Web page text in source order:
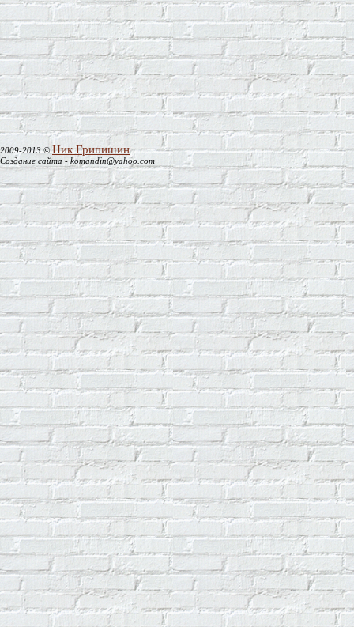
Врагам.
Зимняя свадьба.
Вещее.
Рождество. 1990.
Мой друг...
Стриптиз по-нашенски.
Белое.
Ты кричишь...
Бегущий в стаде...
Бездумных дней...
А смерть ещё не родилась...
Покаяние.
Я ложь...
... Даже любовь корыстна...
Я все же не провинциал...
Метель метёт...
Зовущему да отзовётся...
За листопадом листопад...
Тогда была весна...
Ушёл куда-то старый друг...
Немного о бухгалтерии.
Любимая, я твой
Памяти друга.
Соло лжи...
Среди миров...
Когда родился я...
Не новый учреждён порядок...
Степной волк.
2009-2013 ©Ник Грипишин
Создание сайта - komandin@yahoo.com